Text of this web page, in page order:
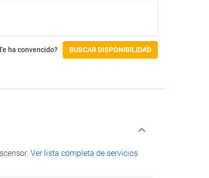
Check-in/Check-out
Entrada a partir de las 14:30
ha convencido? BUSCAR DISPONIBILIDAD
Ver lista completa de servicios